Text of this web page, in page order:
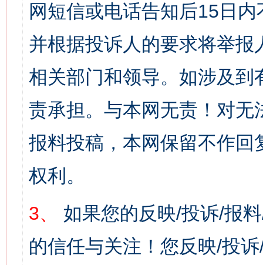
网短信或电话告知后15日
并根据投诉人的要求将举
相关部门和领导。如涉及
责承担。与本网无责！对
报料投稿，本网保留不作
权利。
3、
如果您的反映/投诉/报
的信任与关注！您反映/投